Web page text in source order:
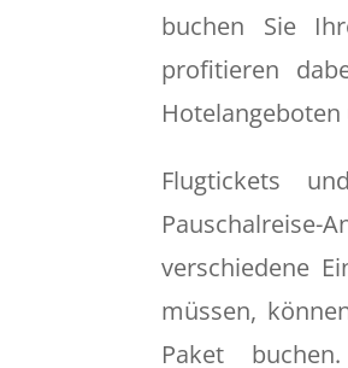
buchen Sie
profitieren
Flugtickets
Pauschalreise-
verschiedene
müssen,
Paket